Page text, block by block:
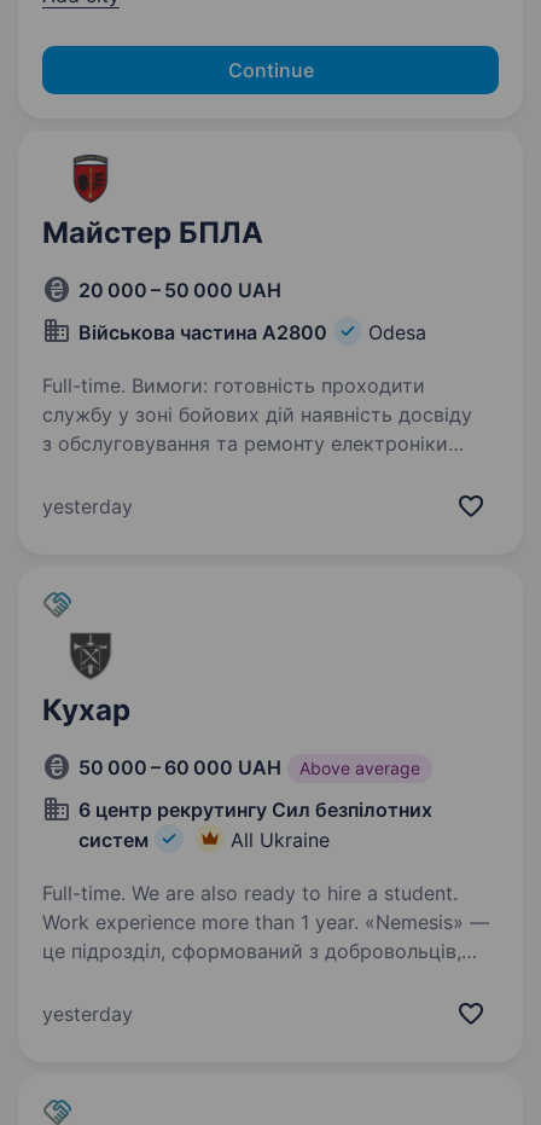
Continue
Майстер БПЛА
20 000 – 50 000 UAH
Військова частина А2800
Odesa
Full-time. Вимоги: готовність проходити
службу у зоні бойових дій наявність досвіду
з обслуговування та ремонту електроніки
вміння читати електричні схеми буде
yesterday
Кухар
50 000 – 60 000 UAH Above average
6 центр рекрутингу Сил безпілотних
систем
All Ukraine
Full-time. We are also ready to hire a student.
Work experience more than 1 year. «Nemesis» —
це підрозділ, сформований з добровольців,
українське військо ефективнішим. «Nemesis»
yesterday